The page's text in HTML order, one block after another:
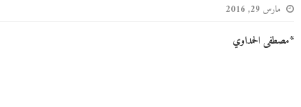
مارس 29, 2016
*مصطفى الحمداوي